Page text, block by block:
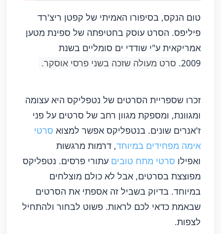
טום הנקס, בסיפורו האמיתי של קפטן ריצ'רד
פיליפס. הסרט עוסק בחטיפתה של ספינת מטען
אמריקאית ע"י שודדי ים סומליים בשנת
2009. סרט מעולה שזכה בשני פרסי אוסקר.
זכרו שספריית הסרטים של נטפליקס היא עצומה
ומגוונת, ומספקת מגוון רחב של סרטים על פני
ז'אנרים שונים. בנטפליקס אפשר למצוא סרטי
אימה מפחידים במיוחד, דרמות מרגשות
ואפילו סרטי מתח טובים עתורי פרסים. נטפליקס
מפוצצת בסרטים, אבל לא כולם מוצלחים
במיוחד. בדיוק בשביל זה אספתי את הסרטים
שבאמת כדאי לכם לראות. פשוט לבחור ולהתחיל
לצפות.